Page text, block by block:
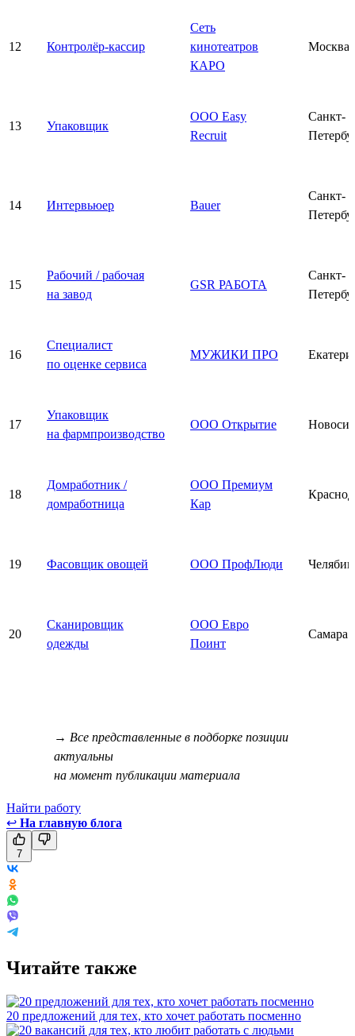
12 Контролёр-кассир
Сеть
кинотеатров
КАРО
Москва
13 Упаковщик
ООО Easy
Recruit
Санкт-
14 Интервьюер Bauer
Санкт-
15
Рабочий / рабочая
на завод
GSR РАБОТА
Санкт-
16
Специалист
по оценке сервиса
МУЖИКИ ПРО
17
Упаковщик
на фармпроизводство
ООО Открытие
18
Домработник /
домработница
ООО Премиум
Кар
19 Фасовщик овощей ООО ПрофЛюди
20
Сканировщик
одежды
ООО Евро
Поинт
Самара
→ Все представленные в подборке позиции
актуальны
на момент публикации материала
Найти работу
↩ На главную блога
7
Читайте также
20 предложений для тех, кто хочет работать посменно